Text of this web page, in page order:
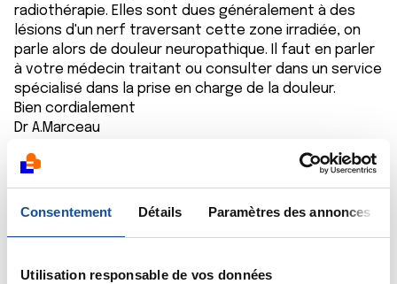
Consentement Détails Paramètres des annonces
Utilisation responsable de vos données
radiothérapie. Elles sont dues généralement à des
lésions d'un nerf traversant cette zone irradiée, on
parle alors de douleur neuropathique. Il faut en parler
à votre médecin traitant ou consulter dans un service
spécialisé dans la prise en charge de la douleur.
Bien cordialement
Dr A.Marceau
Citer